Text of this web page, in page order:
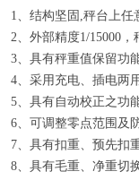
1、结构坚固 ,秤台上任
2、外部精度1/15000
3、具有秤重值保留功
4、采用充电、插电两
5、具有自动校正之功
6、可调整零点范围及
7、具有扣重、预先扣
8、具有毛重、净重切